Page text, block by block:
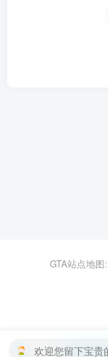
GTA站点地
欢迎您留下宝贵
本站主题